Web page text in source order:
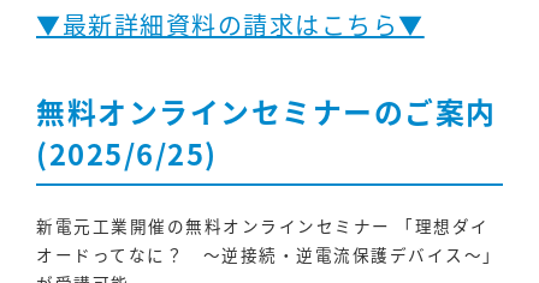
▼最新詳細資料の請求はこちら▼
無料オンラインセミナーのご案内
(2025/6/25)
新電元工業開催の無料オンラインセミナー 「理想ダイ
オードってなに？ ～逆接続・逆電流保護デバイス～」